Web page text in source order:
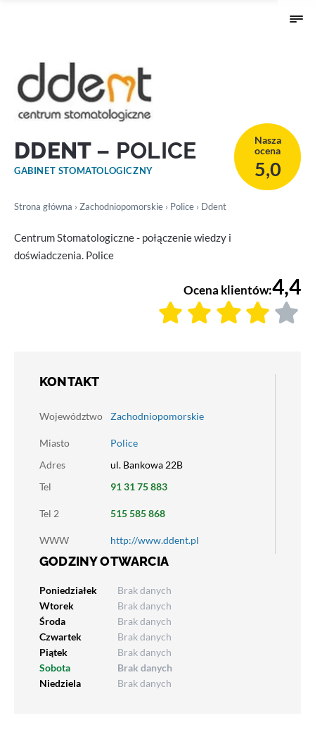
DDENT – POLICE
GABINET STOMATOLOGICZNY
Nasza
ocena
5,0
Strona główna › Zachodniopomorskie › Police › Ddent
Centrum Stomatologiczne - połączenie wiedzy i
doświadczenia. Police
Ocena klientów:4,4
KONTAKT
Województwo Zachodniopomorskie
Miasto
Police
Adres
ul. Bankowa 22B
Tel
91 31 75 883
Tel 2 515 585 868
WWW http://www.ddent.pl
GODZINY OTWARCIA
Poniedziałek
Brak danych
Wtorek
Brak danych
Środa
Brak danych
Czwartek
Brak danych
Piątek
Brak danych
Sobota
Brak danych
Niedziela
Brak danych